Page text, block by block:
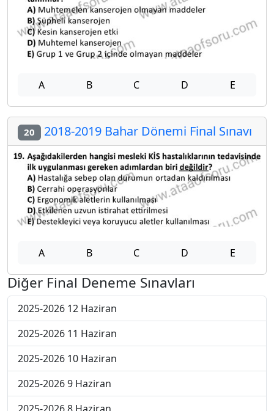
A B C D E
20 2018-2019 Bahar Dönemi Final Sınavı
A B C D E
Diğer Final Deneme Sınavları
2025-2026 12 Haziran
2025-2026 11 Haziran
2025-2026 10 Haziran
2025-2026 9 Haziran